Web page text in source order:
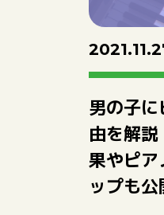
男の子
由を解
果やピ
ップも公